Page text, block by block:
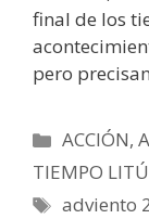
final de los
pero
ACCIÓN,
TIEMPO
Etiquetas
adviento